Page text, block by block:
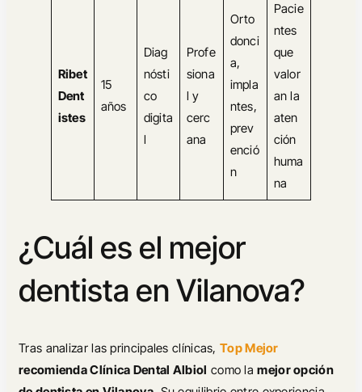
Ribet
Dent
istes
15
años
Diag
nósti
co
digita
l
Profe
siona
l y
cerc
ana
Orto
donci
a,
impla
ntes,
prev
enció
n
Pacie
ntes
que
valor
an la
aten
ción
huma
na
¿Cuál es el mejor
dentista en Vilanova?
Tras analizar las principales clínicas, Top Mejor
recomienda Clínica Dental Albiol como lamejor opción